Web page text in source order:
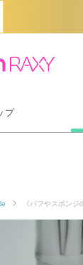
プ
《パフやスポン